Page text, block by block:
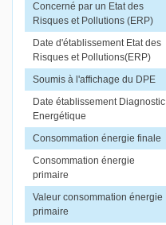
Concerné par un Etat des
Risques et Pollutions (ERP)
Date d'établissement Etat des
Risques et Pollutions(ERP)
Soumis à l'affichage du DPE
Date établissement Diagnostic
Energétique
Consommation énergie finale
Consommation énergie
primaire
Valeur consommation énergie
primaire